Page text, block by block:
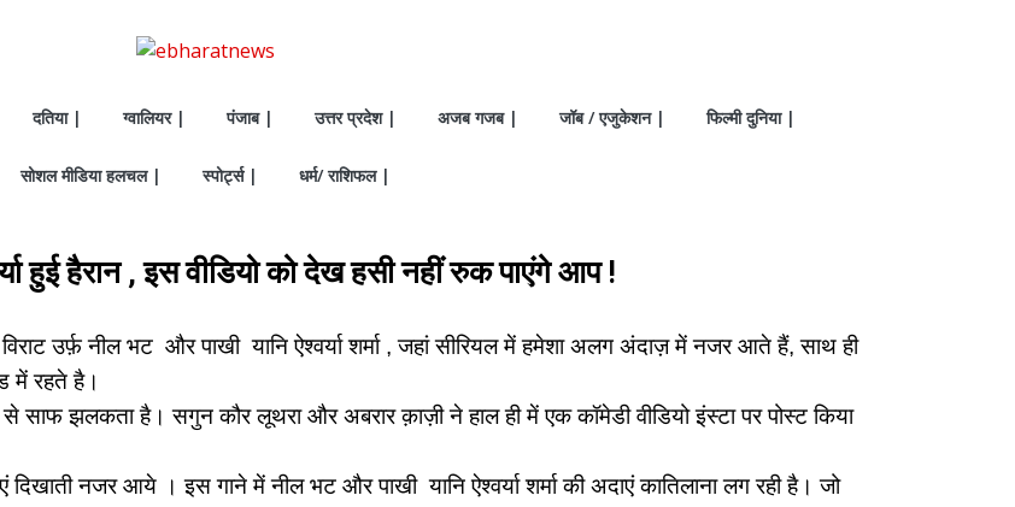
दतिया | ग्वालियर | पंजाब | उत्तर प्रदेश | अजब गजब | जॉब / एजुकेशन | फिल्मी दुनिया |
सोशल मीडिया हलचल | स्पोर्ट्स | धर्म/ राशिफल |
हुई हैरान , इस वीडियो को देख हसी नहीं रुक पाएंगे आप !
विराट उर्फ़ नील भट और पाखी यानि ऐश्वर्या शर्मा , जहां सीरियल में हमेशा अलग अंदाज़ में नजर आते हैं, साथ ही
में रहते है।
झलकता है। सगुन कौर लूथरा और अबरार क़ाज़ी ने हाल ही में एक कॉमेडी वीडियो इंस्टा पर पोस्ट किया
दिखाती नजर आये । इस गाने में नील भट और पाखी यानि ऐश्वर्या शर्मा की अदाएं कातिलाना लग रही है। जो